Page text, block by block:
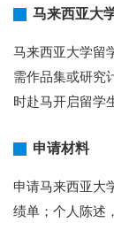
马来西亚大
马来西亚大学留
需作品集或研究
时赴马开启留学
申请材料
申请马来西亚大
绩单；个人陈述